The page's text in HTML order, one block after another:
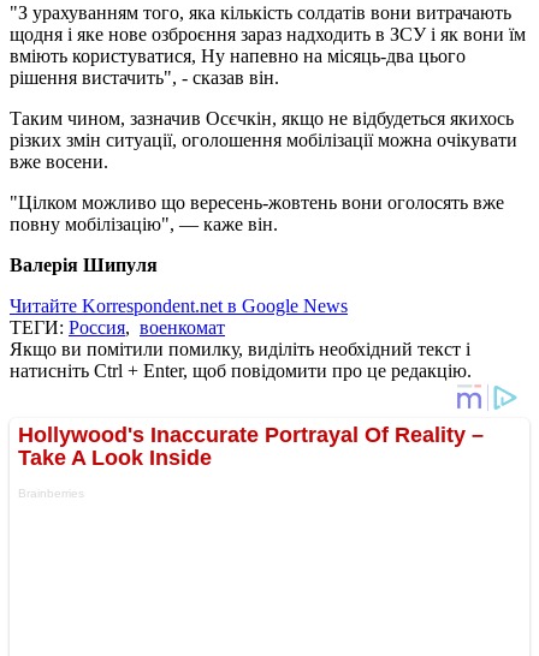
"З урахуванням того, яка кількість солдатів вони витрачають
щодня і яке нове озброєння зараз надходить в ЗСУ і як вони їм
вміють користуватися, Ну напевно на місяць-два цього
рішення вистачить", - сказав він.
Таким чином, зазначив Осєчкін, якщо не відбудеться якихось
різких змін ситуації, оголошення мобілізації можна очікувати
вже восени.
"Цілком можливо що вересень-жовтень вони оголосять вже
повну мобілізацію", — каже він.
Валерія Шипуля
Читайте Korrespondent.net в Google News
ТЕГИ: Россия, военкомат
Якщо ви помітили помилку, виділіть необхідний текст і
натисніть Ctrl + Enter, щоб повідомити про це редакцію.